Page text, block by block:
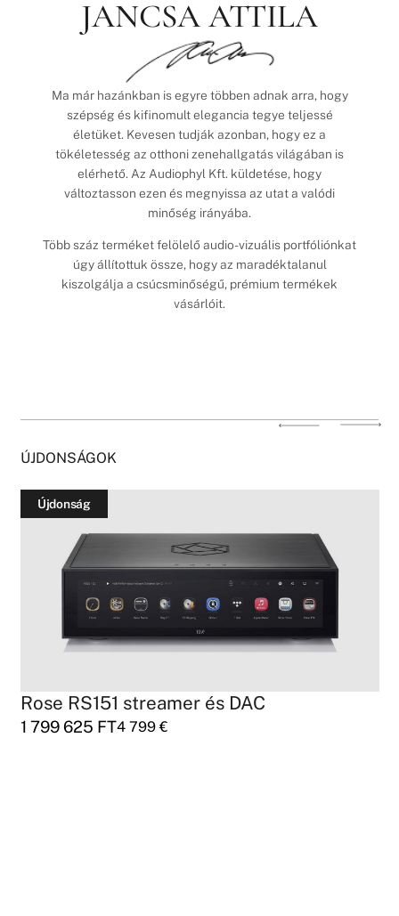
JANCSA ATTILA
Ma már hazánkban is egyre többen adnak arra, hogy
szépség és kifinomult elegancia tegye teljessé
életüket. Kevesen tudják azonban, hogy ez a
tökéletesség az otthoni zenehallgatás világában is
elérhető. Az Audiophyl Kft. küldetése, hogy
változtasson ezen és megnyissa az utat a valódi
minőség irányába.
Több száz terméket felölelő audio-vizuális portfóliónkat
úgy állítottuk össze, hogy az maradéktalanul
kiszolgálja a csúcsminőségű, prémium termékek
vásárlóit.
ÚJDONSÁGOK
Újdonság
Rose RS151 streamer és DAC
1 799 625 FT4 799€